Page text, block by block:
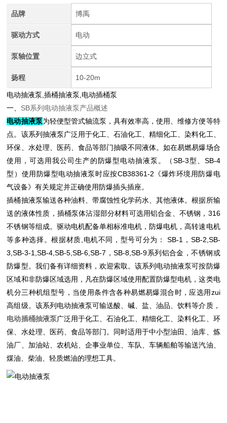
品牌 博禹
驱动方式 电动
泵轴位置 边立式
扬程 10-20m
电动抽液泵,插桶抽液泵,电动插桶泵
一、 SB系列电动抽液泵产品概述
电动抽液泵为轻便型管式轴流泵，具有效率高，使用、维修方便等特
点。该系列抽液泵广泛用于化工、石油化工、精细化工、染料化工、
环保、水处理、医药、食品等部门抽吸不同液体。如在易燃易爆场合
使用，可选用我公司生产的防爆型电动抽液泵 。（SB-3型、SB-4
型）使用 防爆型电动抽液泵时应按CB38361-2《爆炸环境用防爆电
气设备》有关规定并正确使用防爆插头插座。
插桶抽液泵输送各种油料、带腐蚀性化学药水、其他液体。根据所输
送的液体性质， 插桶泵体沾湿部分材料可选用铝合金、不锈钢，316
不锈钢等组成。驱动电机配备单相标准电机，防爆电机，高转速电机
等多种选择。根据材质,电机不同，型号可分为： SB-1，SB-2,SB-
3,SB-3-1,SB-4,SB-5,SB-6,SB-7，SB-8,SB-9系列铝合金，不锈钢或
防爆型。我们备有详细资料，欢迎索取。该系列 电动抽液泵可按防爆
区域和非防爆区域选用，凡在防爆区域使用配置防爆型电机，这类电
机分三种机组型号，当使用条件含各种易燃易爆混合时，应选用zui
高组级。该系列 电动抽液泵可输送酸、碱、盐、油品、饮料等介质，
电动插桶抽液泵广泛用于化工、石油化工、精细化工、染料化工、环
保、水处理、医药、食品等部门。同时适用于中小型油田、油库、炼
油厂、加油站、农机站、企事业单位、车队、车辆船舶等输送汽油、
煤油、柴油、轻质燃油的理想工具。